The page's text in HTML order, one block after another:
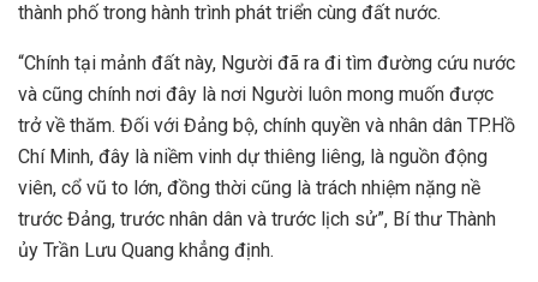
thành phố trong hành trình phát triển cùng đất nước.
“Chính tại mảnh đất này, Người đã ra đi tìm đường cứu nước
và cũng chính nơi đây là nơi Người luôn mong muốn được
trở về thăm. Đối với Đảng bộ, chính quyền và nhân dân TP.Hồ
Chí Minh, đây là niềm vinh dự thiêng liêng, là nguồn động
viên, cổ vũ to lớn, đồng thời cũng là trách nhiệm nặng nề
trước Đảng, trước nhân dân và trước lịch sử”, Bí thư Thành
ủy Trần Lưu Quang khẳng định.